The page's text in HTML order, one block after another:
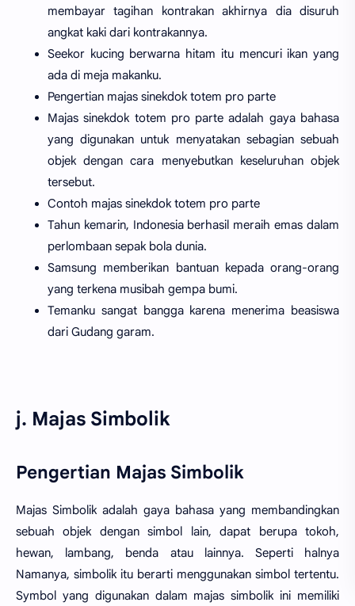
membayar tagihan kontrakan akhirnya dia disuruh
angkat kaki dari kontrakannya.
Seekor kucing berwarna hitam itu mencuri ikan yang
ada di meja makanku.
Pengertian majas sinekdok totem pro parte
Majas sinekdok totem pro parte adalah gaya bahasa
yang digunakan untuk menyatakan sebagian sebuah
objek dengan cara menyebutkan keseluruhan objek
tersebut.
Contoh majas sinekdok totem pro parte
Tahun kemarin, Indonesia berhasil meraih emas dalam
perlombaan sepak bola dunia.
Samsung memberikan bantuan kepada orang-orang
yang terkena musibah gempa bumi.
Temanku sangat bangga karena menerima beasiswa
dari Gudang garam.
j. Majas Simbolik
Pengertian Majas Simbolik
Majas Simbolik adalah gaya bahasa yang membandingkan
sebuah objek dengan simbol lain, dapat berupa tokoh,
hewan, lambang, benda atau lainnya. Seperti halnya
Namanya, simbolik itu berarti menggunakan simbol tertentu.
Symbol yang digunakan dalam majas simbolik ini memiliki